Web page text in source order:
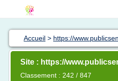
Accueil > https://
Site : https://
Classement : 242 / 847